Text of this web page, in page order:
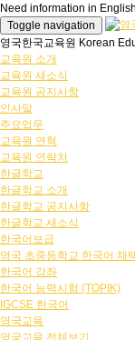
Need information in
Toggle navigation
영국한국교육원 Korean
교육원 소개
교육원 새소식
교육원 공지사항
인사말
주요업무
교육원 연혁
교육원 연락처
한글학교
한글학교 소개
한글학교 공지사항
한글학교 새소식
한국어보급
영국 초중등학교 한국어 채
한국어 강좌
한국어 능력시험 (TOPIK)
IGCSE 한국어
영국교육
영국교육 전체보기